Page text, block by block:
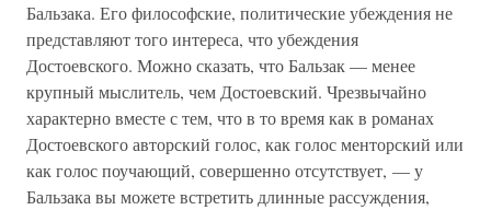
Бальзака. Его философские, политические убеждения не
представляют того интереса, что убеждения
Достоевского. Можно сказать, что Бальзак — менее
крупный мыслитель, чем Достоевский. Чрезвычайно
характерно вместе с тем, что в то время как в романах
Достоевского авторский голос, как голос менторский или
как голос поучающий, совершенно отсутствует, — у
Бальзака вы можете встретить длинные рассуждения,